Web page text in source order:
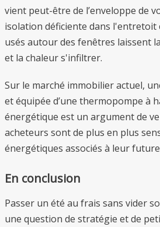
vient peut-être de l’enveloppe de
isolation déficiente dans l'entretoit
usés autour des fenêtres laissent
et la chaleur s'infiltrer.
Sur le marché immobilier actuel,
et équipée d’une thermopompe à
énergétique est un argument de
acheteurs sont de plus en plus
énergétiques associés à leur
En conclusion
Passer un été au frais sans vider
une question de stratégie et de